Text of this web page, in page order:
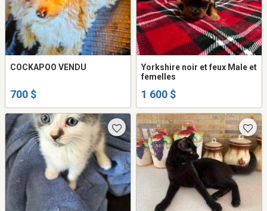
COCKAPOO VENDU
700 $
Yorkshire noir et feux Male et
femelles
1 600 $